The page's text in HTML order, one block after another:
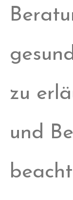
zu
und